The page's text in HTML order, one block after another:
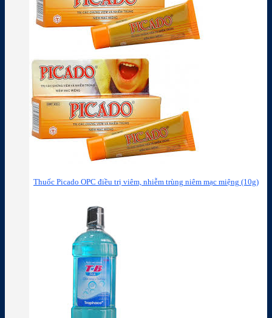
Thuốc Picado OPC điều trị viêm, nhiễm trùng niêm mạc miệng (10g)